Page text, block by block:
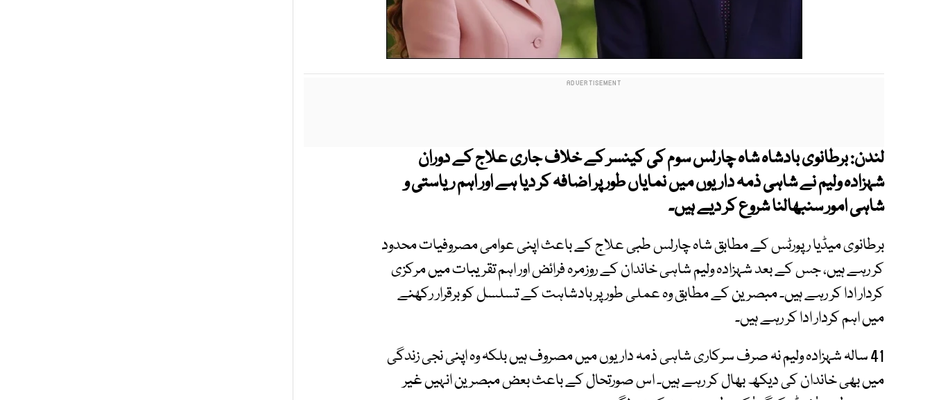
لندن: برطانوی بادشاہ شاہ چارلس سوم کی کینسر کے خلاف جاری علاج کے دوران
شہزادہ ولیم نے شاہی ذمہ داریوں میں نمایاں طور پر اضافہ کر دیا ہے اور اہم ریاستی و
شاہی امور سنبھالنا شروع کر دیے ہیں۔
برطانوی میڈیا رپورٹس کے مطابق شاہ چارلس طبی علاج کے باعث اپنی عوامی مصروفیات محدود
کر رہے ہیں، جس کے بعد شہزادہ ولیم شاہی خاندان کے روزمرہ فرائض اور اہم تقریبات میں مرکزی
کردار ادا کر رہے ہیں۔ مبصرین کے مطابق وہ عملی طور پر بادشاہت کے تسلسل کو برقرار رکھنے
میں اہم کردار ادا کر رہے ہیں۔
41 سالہ شہزادہ ولیم نہ صرف سرکاری شاہی ذمہ داریوں میں مصروف ہیں بلکہ وہ اپنی نجی زندگی
میں بھی خاندان کی دیکھ بھال کر رہے ہیں۔ اس صورتحال کے باعث بعض مبصرین انہیں غیر